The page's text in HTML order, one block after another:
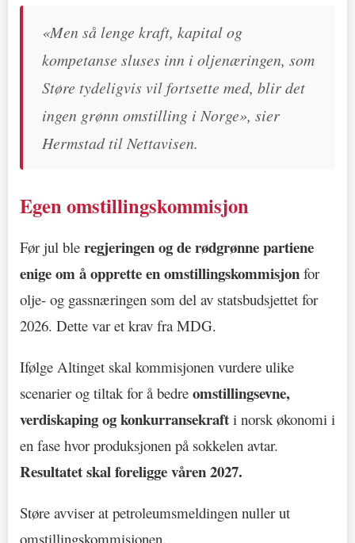
«Men så lenge kraft, kapital og
kompetanse sluses inn i oljenæringen, som
Støre tydeligvis vil fortsette med, blir det
ingen grønn omstilling i Norge», sier
Hermstad til Nettavisen.
Egen omstillingskommisjon
Før jul ble regjeringen og de rødgrønne partiene
enige om å opprette en omstillingskommisjon for
olje- og gassnæringen som del av statsbudsjettet for
2026. Dette var et krav fra MDG.
Ifølge Altinget skal kommisjonen vurdere ulike
scenarier og tiltak for å bedre omstillingsevne,
verdiskaping og konkurransekraft i norsk økonomi i
en fase hvor produksjonen på sokkelen avtar.
Resultatet skal foreligge våren 2027.
Støre avviser at petroleumsmeldingen nuller ut
omstillingskommisjonen.